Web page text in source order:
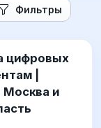
Фильтры
цифровых
|
и